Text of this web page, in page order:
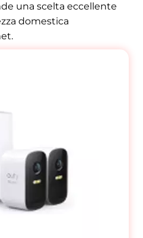
una scelta eccellente
domestica